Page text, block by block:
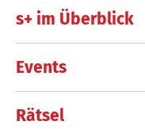
s+ im Überblick
Events
Rätsel